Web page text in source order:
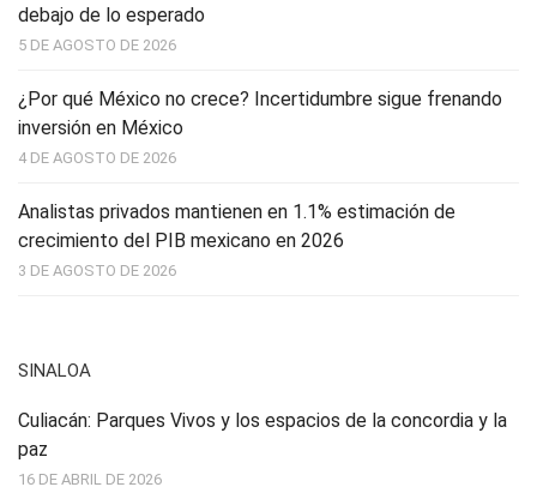
debajo de lo esperado
5 DE AGOSTO DE 2026
¿Por qué México no crece? Incertidumbre sigue frenando
inversión en México
4 DE AGOSTO DE 2026
Analistas privados mantienen en 1.1% estimación de
crecimiento del PIB mexicano en 2026
3 DE AGOSTO DE 2026
SINALOA
Culiacán: Parques Vivos y los espacios de la concordia y la
paz
16 DE ABRIL DE 2026